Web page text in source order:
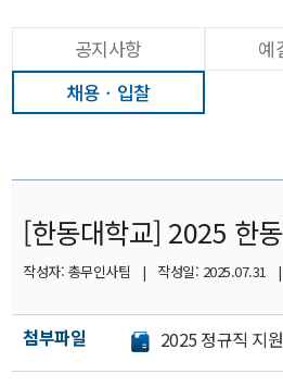
공지사항 예
채용ㆍ입찰
[한동대학교] 2025 한
작성자: 총무인사팀 | 작성일: 2025.07.31
첨부파일 2025 정규직 지